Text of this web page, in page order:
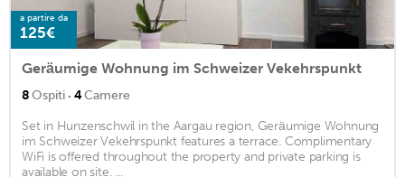
a partire da
125€
Geräumige Wohnung im Schweizer Vekehrspunkt
8Ospiti · 4Camere
Set in Hunzenschwil in the Aargau region, Geräumige Wohnung
im Schweizer Vekehrspunkt features a terrace. Complimentary
WiFi is offered throughout the property and private parking is
available on site. ...